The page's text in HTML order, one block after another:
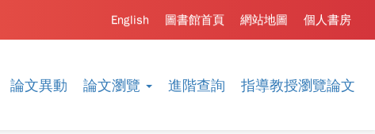
論文異動 論文瀏覽 進階查詢 指導教授瀏覽論文
個人書房
網站地圖
圖書館首頁
English